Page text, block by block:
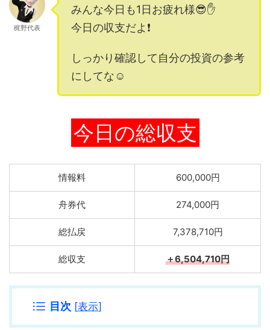
梶野代表
みんな今日も1日お疲れ様😎✋
今日の収支だよ❗️
しっかり確認して自分の投資の参考
にしてな☺️
今日の総収支
情報料 600,000円
舟券代 274,000円
総払戻 7,378,710円
総収支 ＋6,504,710円
目次 [表示]